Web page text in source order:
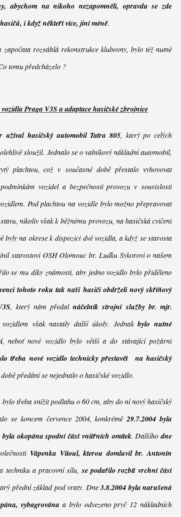
abychom na nikoho nezapomněli, opravdu se zde
i když někteří více, jiní méně.
rozsáhlá rekonstrukce klubovny, bylo též nutné
tomu předcházelo ?
Praga V3S a adaptace hasičské zbrojnice
užíval hasičský automobil Tatra 805, který po celých
sloužil. Jednalo se o valníkový nákladní automobil,
plachtou, což v současné době přestalo vyhovovat
vozidel a bezpečnosti provozu v souvislosti
Pod plachtou na vozidle bylo možno přepravovat
nikoliv však k běžnému provozu, na hasičská cvičení
byly na okrese k dispozici dvě vozidla, a když se starosta
starostovi OSH Olomouc br. Luďku Sykorovi o našem
se mu díky známosti, aby jedno vozidlo bylo přiděleno
tohoto roku tak naši hasiči obdrželi nový skříňový
, který nám předalnáčelník strojní služby br. mjr.
však nastaly další úkoly. Jednakbylo nutné
, neboť nové vozidlo bylo větší a do stávající požární
třeba nové vozidlo technicky přestavět na hasičský
předání se nejednalo o hasičské vozidlo.
třeba snížit podlahu o 60 cm, aby do ní nový hasičský
se koncem července 2004, konkrétně29.7.2004 byla
okopána spodní část vnitřních omítek. Dalšíhodne
Vápenka Vitoul, kterou domluvil br. Antonín
techniku a pracovní sílu, se podařilo rozbít vrchní část
přední základ pod vraty. Dne3.8.2004 byla narušená
vybagrována a bylo odvezeno pryč 12 nákladních